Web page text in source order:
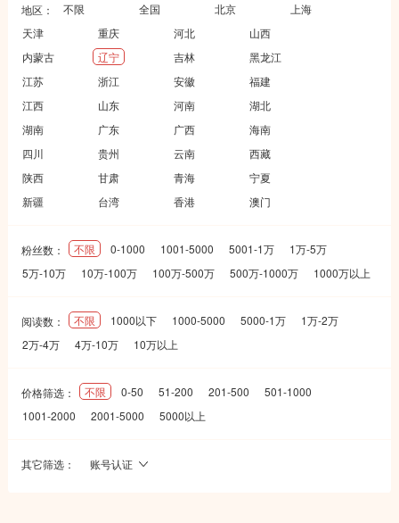
地区： 不限 全国 北京
上海
天津
重庆 河北
山西
内蒙古
辽宁 吉林
黑龙江
江苏
浙江 安徽
福建
江西
山东 河南
湖北
湖南
广东 广西
海南
四川
贵州 云南
西藏
陕西
甘肃 青海
宁夏
新疆
台湾 香港 澳门
粉丝数： 不限 0-1000 1001-5000 5001-1万
1万-5万
5万-10万
10万-100万 100万-500万 500万-1000万 1000万以上
阅读数： 不限 1000以下 1000-5000 5000-1万
1万-2万
2万-4万
4万-10万 10万以上
价格筛选： 不限 0-50 51-200 201-500
501-1000
1001-2000
2001-5000 5000以上
其它筛选： 账号认证